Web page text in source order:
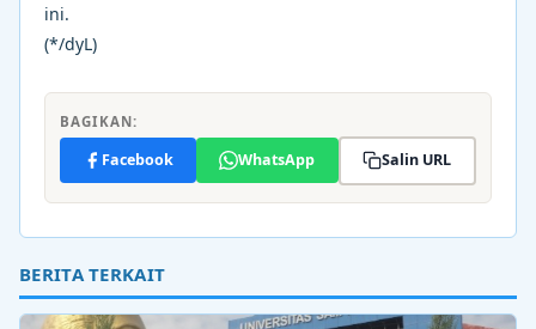
ini.
(*/dyL)
BAGIKAN:
Facebook WhatsApp Salin URL
BERITA TERKAIT